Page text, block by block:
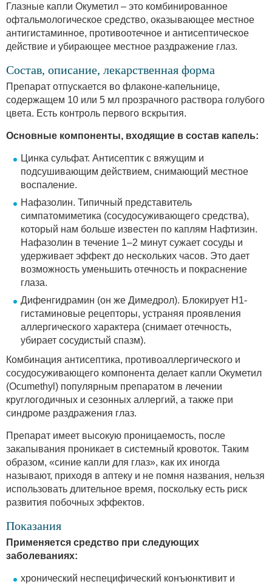
Глазные капли Окуметил – это комбинированное
офтальмологическое средство, оказывающее местное
антигистаминное, противоотечное и антисептическое
действие и убирающее местное раздражение глаз.
Состав, описание, лекарственная форма
Препарат отпускается во флаконе-капельнице,
содержащем 10 или 5 мл прозрачного раствора голубого
цвета. Есть контроль первого вскрытия.
Основные компоненты, входящие в состав капель:
Цинка сульфат. Антисептик с вяжущим и
подсушивающим действием, снимающий местное
воспаление.
Нафазолин. Типичный представитель
симпатомиметика (сосудосуживающего средства),
который нам больше известен по каплям Нафтизин.
Нафазолин в течение 1–2 минут сужает сосуды и
удерживает эффект до нескольких часов. Это дает
возможность уменьшить отечность и покраснение
глаза.
Дифенгидрамин (он же Димедрол). Блокирует H1-
гистаминовые рецепторы, устраняя проявления
аллергического характера (снимает отечность,
убирает сосудистый спазм).
Комбинация антисептика, противоаллергического и
сосудосуживающего компонента делает капли Окуметил
(Ocumethyl) популярным препаратом в лечении
круглогодичных и сезонных аллергий, а также при
синдроме раздражения глаз.
Препарат имеет высокую проницаемость, после
закапывания проникает в системный кровоток. Таким
образом, «синие капли для глаз», как их иногда
называют, приходя в аптеку и не помня названия, нельзя
использовать длительное время, поскольку есть риск
развития побочных эффектов.
Показания
Применяется средство при следующих
заболеваниях:
хронический неспецифический конъюнктивит и